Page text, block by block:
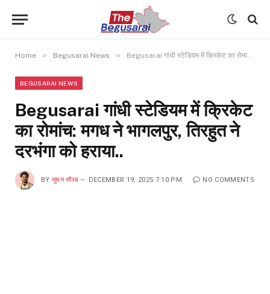
Home » Begusarai News » Begusarai गांधी स्टेडियम में क्रिकेट का रोमांच: मगध ने भागलपुर, तिरहुत ने दरभंगा को हराया..
BEGUSARAI NEWS
Begusarai गांधी स्टेडियम में क्रिकेट
का रोमांच: मगध ने भागलपुर, तिरहुत ने
दरभंगा को हराया..
BY सुमन सौरब DECEMBER 19, 2025 7:10 PM NO COMMENTS